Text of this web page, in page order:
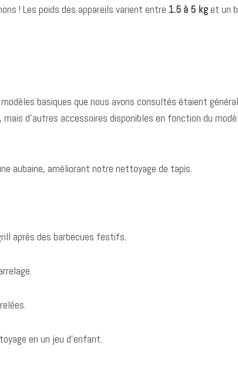
! Les poids des appareils varient entre 1.5 à 5 kget un
basiques que nous avons consultés étaient
d’autres accessoires disponibles en fonction du
aubaine, améliorant notre nettoyage de tapis.
après des barbecues festifs.
en un jeu d’enfant.